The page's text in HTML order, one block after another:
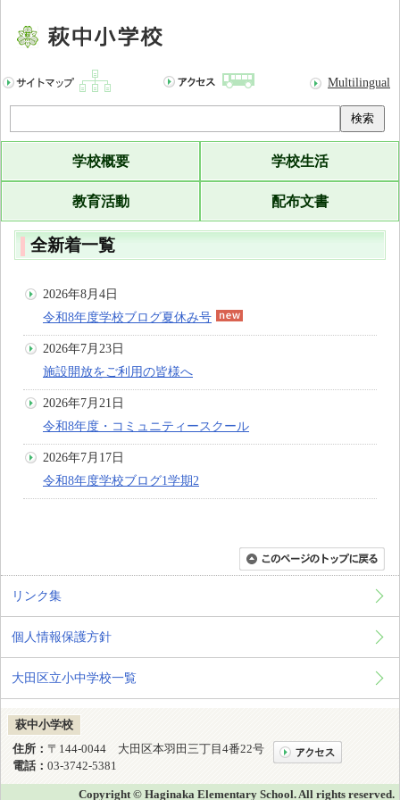
Multilingual
検索
学校概要 学校生活
教育活動 配布文書
全新着一覧
2026年8月4日
令和8年度学校ブログ夏休み号
2026年7月23日
施設開放をご利用の皆様へ
2026年7月21日
令和8年度・コミュニティースクール
2026年7月17日
令和8年度学校ブログ1学期2
リンク集
個人情報保護方針
大田区立小中学校一覧
萩中小学校
住所： 〒144-0044 大田区本羽田三丁目4番22号
電話： 03-3742-5381
Copyright © Haginaka Elementary School. All rights reserved.